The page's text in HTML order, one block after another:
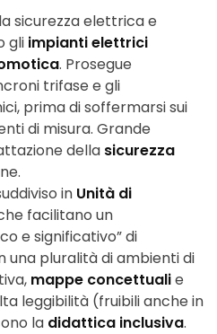
sicurezza elettrica e
gli impianti elettrici
. Prosegue
trifase e gli
prima di soffermarsi sui
di misura. Grande
della sicurezza
in Unità di
facilitano un
e significativo” di
una pluralità di ambienti di
mappe concettualie
leggibilità (fruibili anche in
la didattica inclusiva.